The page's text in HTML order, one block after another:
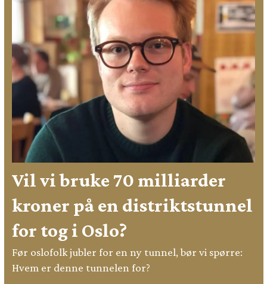
Vil vi bruke 70 milliarder
kroner på en distriktstunnel
for tog i Oslo?
Før oslofolk jubler for en ny tunnel, bør vi spørre:
Hvem er denne tunnelen for?